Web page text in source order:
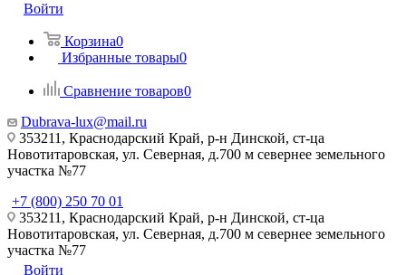
Войти
Корзина0
Избранные товары0
Сравнение товаров0
Dubrava-lux@mail.ru
353211, Краснодарский Край, р-н Динской, ст-ца
Новотитаровская, ул. Северная, д.700 м севернее земельного
участка №77
+7 (800) 250 70 01
353211, Краснодарский Край, р-н Динской, ст-ца
Новотитаровская, ул. Северная, д.700 м севернее земельного
участка №77
Войти